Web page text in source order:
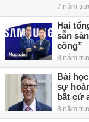
7 năm
Hai
sẵn
công”
8 năm
Bài
sự
bất cứ
8 năm